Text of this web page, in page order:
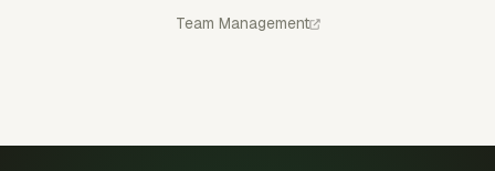
Team Management